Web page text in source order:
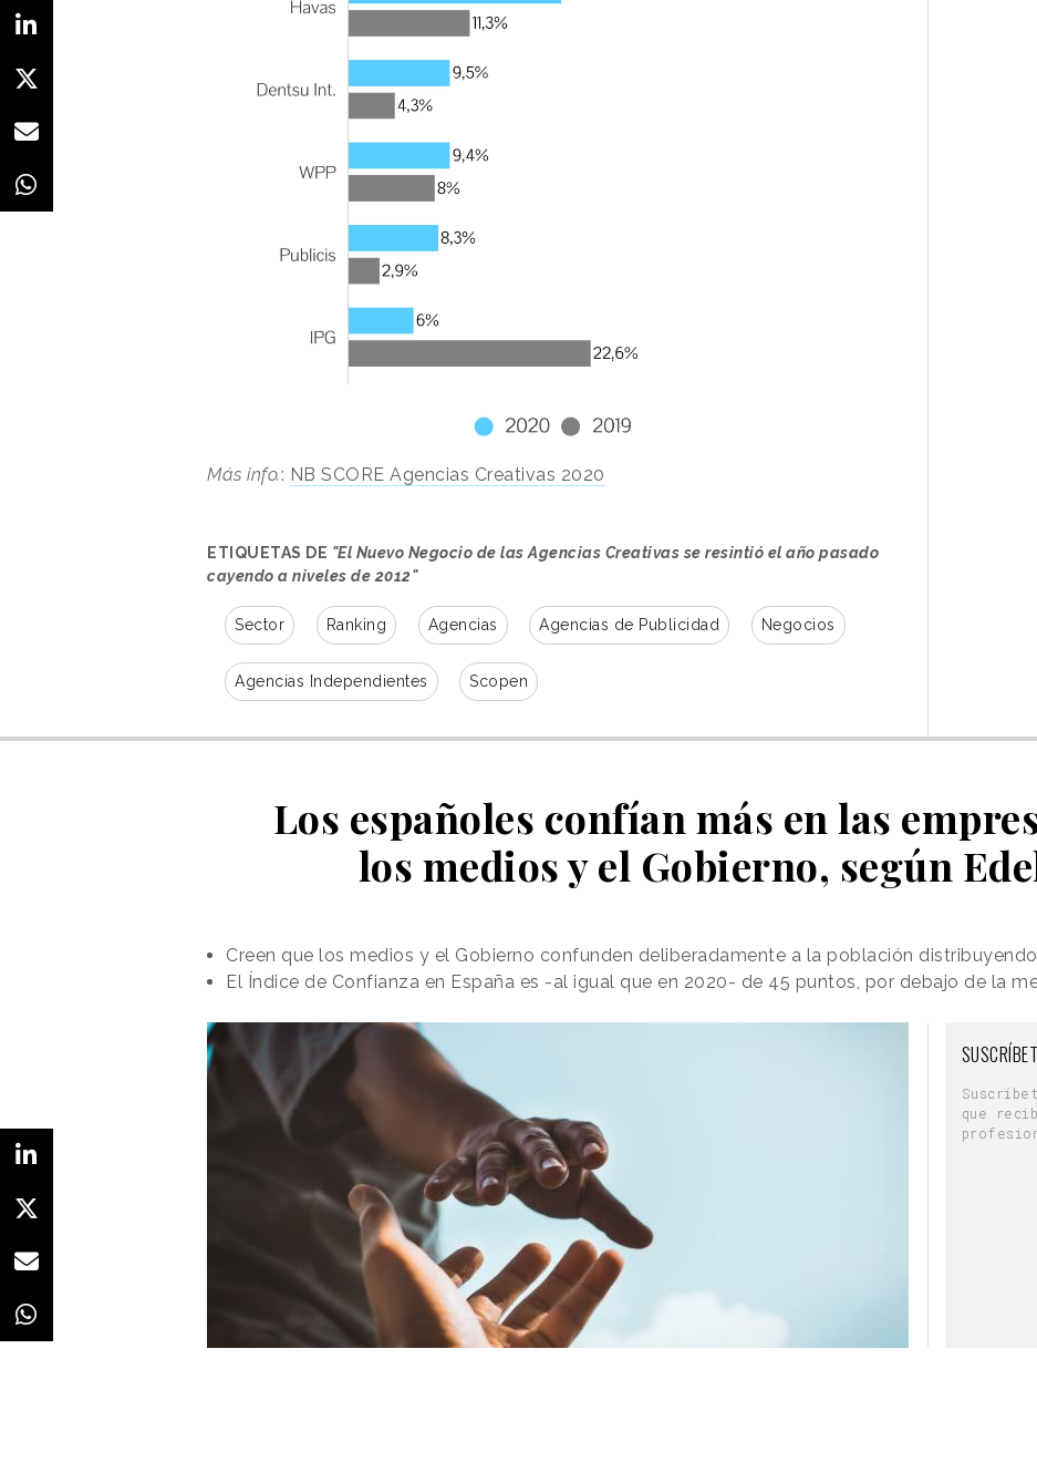
Más info.: NB SCORE Agencias Creativas 2020
ETIQUETAS DE "El Nuevo Negocio de las Agencias Creativas se resintió el año pasado
cayendo a niveles de 2012"
Sector Ranking Agencias Agencias de Publicidad Negocios
Agencias Independientes Scopen
Los españoles confían más en las
los medios y el Gobierno, según
Creen que los medios y el Gobierno confunden deliberadamente a la población
El Índice de Confianza en España es -al igual que en 2020- de 45 puntos, por debajo de la
que